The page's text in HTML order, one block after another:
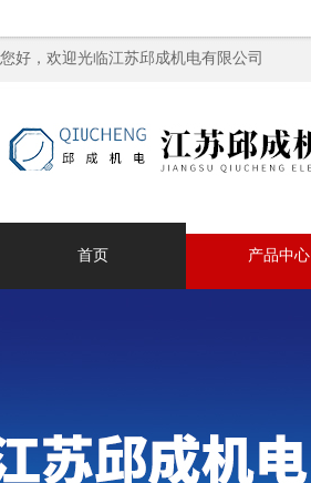
您好，欢迎光临江苏邱成机电有限公司
首页 产品中心